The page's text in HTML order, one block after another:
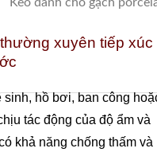
tỉnh lộ 70, xã Tam Hiệp,
Quốc lộ 1A Ấp Tiền Lân
Keo dành cho gạch
xuyên tiếp xúc
hồ bơi, ban công
tác động của độ ẩm và
khả năng chống thấm và